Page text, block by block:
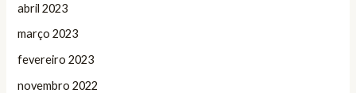
abril 2023
março 2023
fevereiro 2023
novembro 2022